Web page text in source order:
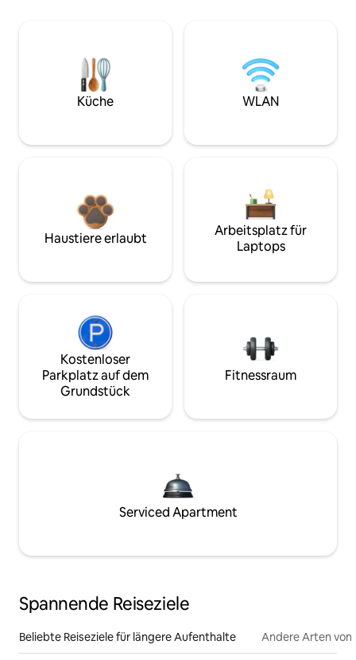
Küche WLAN
Haustiere erlaubt
Arbeitsplatz für
Laptops
Kostenloser
Parkplatz auf dem
Grundstück
Fitnessraum
Serviced Apartment
Spannende Reiseziele
Beliebte Reiseziele für längere Aufenthalte Andere Arten